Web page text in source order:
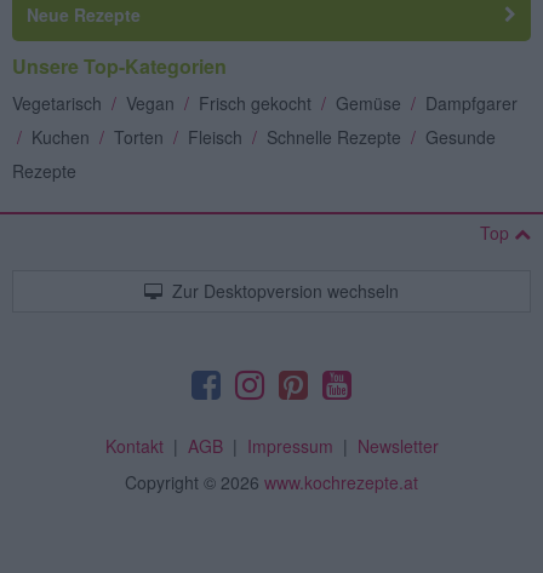
Neue Rezepte
Unsere Top-Kategorien
Vegetarisch / Vegan / Frisch gekocht / Gemüse / Dampfgarer
/ Kuchen / Torten / Fleisch / Schnelle Rezepte / Gesunde
Rezepte
Top
Zur Desktopversion wechseln
Kontakt| AGB| Impressum | Newsletter
Copyright © 2026 www.kochrezepte.at